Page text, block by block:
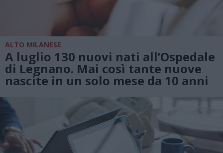
ALTO MILANESE
A luglio 130 nuovi nati all’Ospedale
di Legnano. Mai così tante nuove
nascite in un solo mese da 10 anni